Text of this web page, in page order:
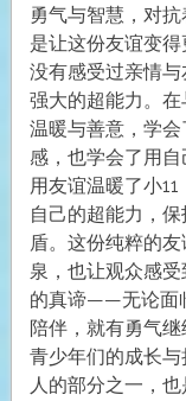
勇气与智慧，对
是让这份友谊变得
没有感受过亲情
强大的超能力。
温暖与善意，学
感，也学会了用
用友谊温暖了小
自己的超能力，
盾。这份纯粹的
泉，也让观众感
的真谛——无论面
陪伴，就有勇气继
青少年们的成长
人的部分之一，